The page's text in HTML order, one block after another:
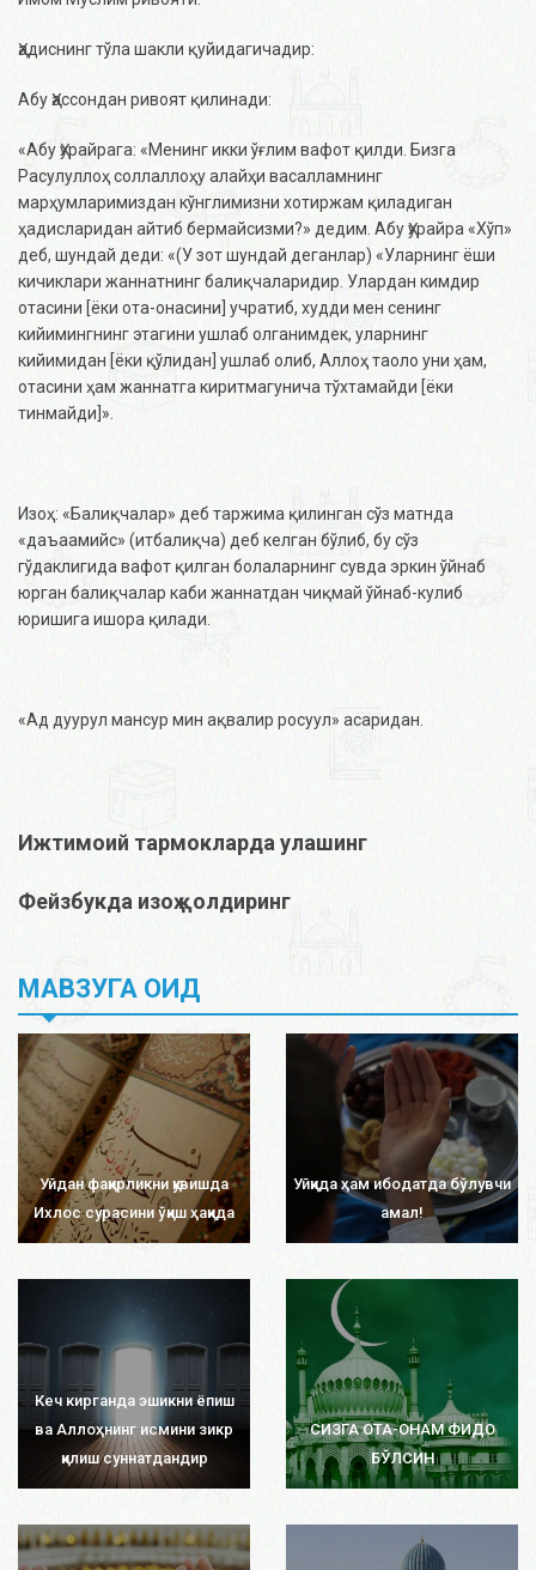
Ҳадиснинг тўла шакли қуйидагичадир:
Абу Ҳассондан ривоят қилинади:
«Абу Ҳурайрага: «Менинг икки ўғлим вафот қилди. Бизга
Расулуллоҳ соллаллоҳу алайҳи васалламнинг
марҳумларимиздан кўнглимизни хотиржам қиладиган
ҳадисларидан айтиб бермайсизми?» дедим. Абу Ҳурайра «Хўп»
деб, шундай деди: «(У зот шундай деганлар) «Уларнинг ёши
кичиклари жаннатнинг балиқчаларидир. Улардан кимдир
отасини [ёки ота-онасини] учратиб, худди мен сенинг
кийимингнинг этагини ушлаб олганимдек, уларнинг
кийимидан [ёки қўлидан] ушлаб олиб, Аллоҳ таоло уни ҳам,
отасини ҳам жаннатга киритмагунича тўхтамайди [ёки
тинмайди]».
Изоҳ: «Балиқчалар» деб таржима қилинган сўз матнда
«даъаамийс» (итбалиқча) деб келган бўлиб, бу сўз
гўдаклигида вафот қилган болаларнинг сувда эркин ўйнаб
юрган балиқчалар каби жаннатдан чиқмай ўйнаб-кулиб
юришига ишора қилади.
«Ад дуурул мансур мин ақвалир росуул» асаридан.
Ижтимоий тармокларда улашинг
Фейзбукда изоҳ қолдиринг
МАВЗУГА ОИД
Уйдан фақирликни қувишда
Ихлос сурасини ўқиш ҳақида
Уйқида ҳам ибодатда бўлувчи
амал!
Кеч кирганда эшикни ёпиш
ва Аллоҳнинг исмини зикр
қилиш суннатдандир
СИЗГА ОТА-ОНАМ ФИДО
БЎЛСИН